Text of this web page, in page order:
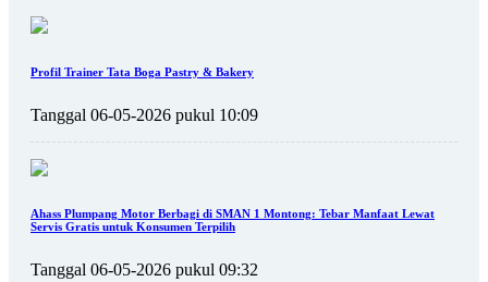
Profil Trainer Tata Boga Pastry & Bakery
Tanggal 06-05-2026 pukul 10:09
Ahass Plumpang Motor Berbagi di SMAN 1 Montong: Tebar Manfaat Lewat
Servis Gratis untuk Konsumen Terpilih
Tanggal 06-05-2026 pukul 09:32